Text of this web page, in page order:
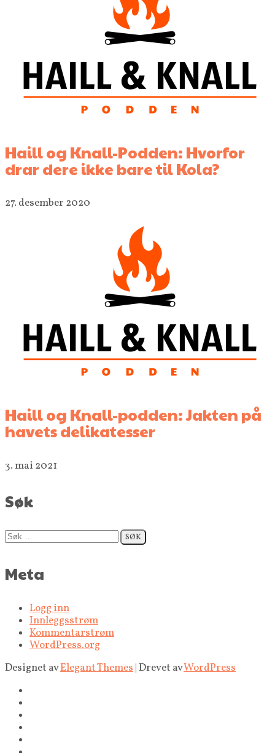
Haill og Knall-Podden: Hvorfor
drar dere ikke bare til Kola?
27. desember 2020
Haill og Knall-podden: Jakten på
havets delikatesser
3. mai 2021
Søk
Søk
etter:
Meta
Logg inn
Innleggsstrøm
Kommentarstrøm
WordPress.org
Designet avElegant Themes | Drevet avWordPress